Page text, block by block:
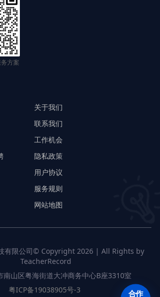
方案
关于我们
联系我们
工作机会
隐私政策
用户协议
服务规则
网站地图
有限公司© Copyright 2026 | All Rights by
TeacherRecord
南山区粤海街道大冲商务中心B座3310室
粤ICP备19038905号-3
合作